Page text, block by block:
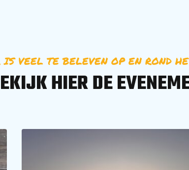
IS VEEL TE BELEVEN OP EN ROND
HIER DE